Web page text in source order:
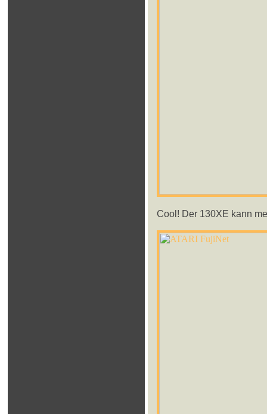
Cool! Der 130XE kann